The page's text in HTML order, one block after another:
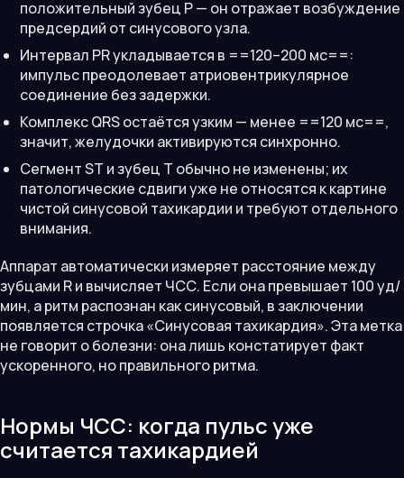
положительный зубец P — он отражает возбуждение
предсердий от синусового узла.
Интервал PR укладывается в ==120–200 мс==:
импульс преодолевает атриовентрикулярное
соединение без задержки.
Комплекс QRS остаётся узким — менее ==120 мс==,
значит, желудочки активируются синхронно.
Сегмент ST и зубец T обычно не изменены; их
патологические сдвиги уже не относятся к картине
чистой синусовой тахикардии и требуют отдельного
внимания.
Аппарат автоматически измеряет расстояние между
зубцами R и вычисляет ЧСС. Если она превышает 100 уд/
мин, а ритм распознан как синусовый, в заключении
появляется строчка «Синусовая тахикардия». Эта метка
не говорит о болезни: она лишь констатирует факт
ускоренного, но правильного ритма.
Нормы ЧСС: когда пульс уже
считается тахикардией